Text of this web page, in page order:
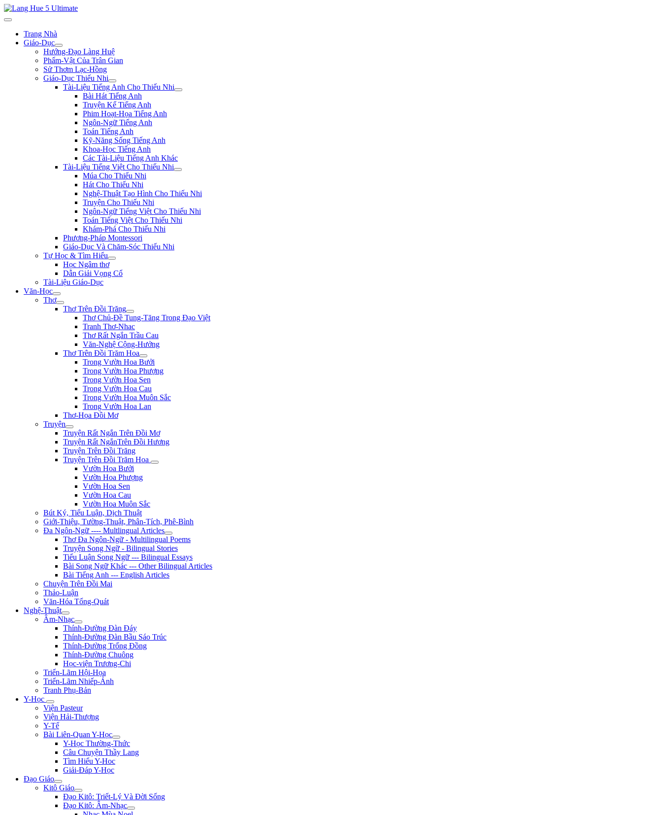
Trang Nhà
Giáo-Dục
Hướng-Đạo Làng Huệ
Phẩm-Vật Của Trân Gian
Sử Thơm Lạc-Hồng
Giáo-Dục Thiếu Nhi
Tài-Liệu Tiếng Anh Cho Thiếu Nhi
Bài Hát Tiếng Anh
Truyện Kể Tiếng Anh
Phim Hoạt-Họa Tiếng Anh
Ngôn-Ngữ Tiếng Anh
Toán Tiếng Anh
Kỹ-Năng Sống Tiếng Anh
Khoa-Học Tiếng Anh
Các Tài-Liệu Tiếng Anh Khác
Tài-Liệu Tiếng Việt Cho Thiếu Nhi
Múa Cho Thiếu Nhi
Hát Cho Thiếu Nhi
Nghệ-Thuật Tạo Hình Cho Thiếu Nhi
Truyện Cho Thiếu Nhi
Ngôn-Ngữ Tiếng Việt Cho Thiếu Nhi
Toán Tiếng Việt Cho Thiếu Nhi
Khám-Phá Cho Thiếu Nhi
Phương-Pháp Montessori
Giáo-Dục Và Chăm-Sóc Thiếu Nhi
Tự Học & Tìm Hiểu
Học Ngâm thơ
Dẫn Giải Vọng Cổ
Tài-Liệu Giáo-Dục
Văn-Học
Thơ
Thơ Trên Đồi Trăng
Thơ Chủ-Đề Tung-Tăng Trong Đạo Việt
Tranh Thơ-Nhac
Thơ Rất Ngắn Trầu Cau
Văn-Nghệ Cộng-Hưởng
Thơ Trên Đồi Trăm Hoa
Trong Vườn Hoa Bưởi
Trong Vườn Hoa Phượng
Trong Vườn Hoa Sen
Trong Vườn Hoa Cau
Trong Vườn Hoa Muôn Sắc
Trong Vườn Hoa Lan
Thơ-Họa Đồi Mơ
Truyện
Truyện Rất Ngắn Trên Đồi Mơ
Truyện Rất NgắnTrên Đồi Hương
Truyện Trên Đồi Trăng
Truyện Trên Đồi Trăm Hoa
Vườn Hoa Bưởi
Vườn Hoa Phượng
Vườn Hoa Sen
Vườn Hoa Cau
Vườn Hoa Muôn Sắc
Bút Ký, Tiểu Luận, Dịch Thuật
Giới-Thiệu, Tường-Thuật, Phân-Tích, Phê-Bình
Đa Ngôn-Ngữ ---- Multlingual Articles
Thơ Đa Ngôn-Ngữ - Multilingual Poems
Truyện Song Ngữ - Bilingual Stories
Tiểu Luận Song Ngữ --- Bilingual Essays
Bài Song Ngữ Khác --- Other Bilingual Articles
Bài Tiếng Anh --- English Articles
Chuyện Trên Đồi Mai
Thảo-Luận
Văn-Hóa Tổng-Quát
Nghệ-Thuật
Âm-Nhạc
Thính-Đường Đàn Đáy
Thính-Đường Đàn Bầu Sáo Trúc
Thính-Đường Trống Đồng
Thính-Đường Chuông
Học-viện Trương-Chi
Triển-Lãm Hội-Họa
Triển-Lãm Nhiếp-Ảnh
Tranh Phụ-Bản
Y-Học
Viện Pasteur
Viện Hải-Thượng
Y-Tế
Bài Liên-Quan Y-Học
Y-Học Thường-Thức
Câu Chuyện Thầy Lang
Tìm Hiểu Y-Hoc
Giải-Đáp Y-Học
Đạo Giáo
Kitô Giáo
Đạo Kitô: Triết-Lý Và Đời Sống
Đạo Kitô: Âm-Nhạc